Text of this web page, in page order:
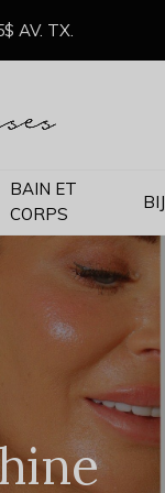
BAIN ET
CORPS
AV. TX.